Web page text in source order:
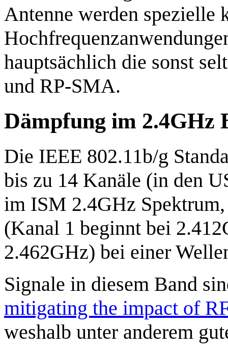
Antenne werden spezielle
hauptsächlich die sonst
und RP-SMA.
Dämpfung im 2.4GHz
Die IEEE 802.11b/g
bis zu 14 Kanäle (in den
im ISM 2.4GHz
(Kanal 1 beginnt bei
2.462GHz) bei einer
Signale in diesem Band
mitigating the impact of
weshalb unter anderem